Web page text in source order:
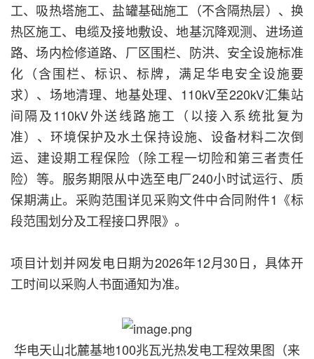
工、吸热塔施工、盐罐基础施工（不含隔热层）、换
热区施工、电缆及接地敷设、地基沉降观测、进场道
路、场内检修道路、厂区围栏、防洪、安全设施标准
化（含围栏、标识、标牌，满足华电安全设施要
求）、场地清理、地基处理、110kV至220kV汇集站
间隔及110kV外送线路施工（以接入系统批复为
准）、环境保护及水土保持设施、设备材料二次倒
运、建设期工程保险（除工程一切险和第三者责任
险）等。服务期限从中选至电厂240小时试运行、质
保期满止。采购范围详见采购文件中合同附件1《标
段范围划分及工程接口界限》。
项目计划并网发电日期为2026年12月30日，具体开
工时间以采购人书面通知为准。
华电天山北麓基地100兆瓦光热发电工程效果图（来